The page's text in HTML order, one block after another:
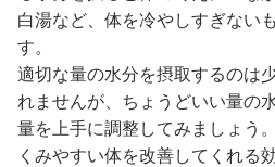
白湯など、体を冷やしすぎない
す。
適切な量の水分を摂取するのは
れませんが、ちょうどいい量の
量を上手に調整してみましょう
くみやすい体を改善してくれる